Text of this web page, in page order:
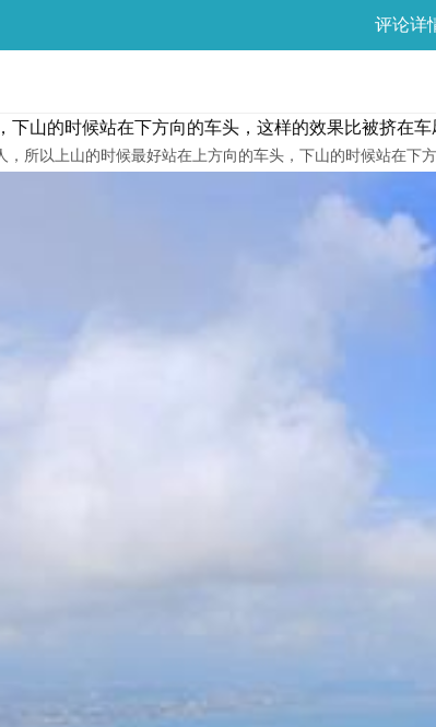
评论详
下山的时候站在下方向的车头，这样的效果比被挤在车
所以上山的时候最好站在上方向的车头，下山的时候站在